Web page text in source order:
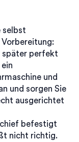
selbst
später perfekt
und
und sorgen Sie
ausgerichtet
befestigt
nicht richtig.